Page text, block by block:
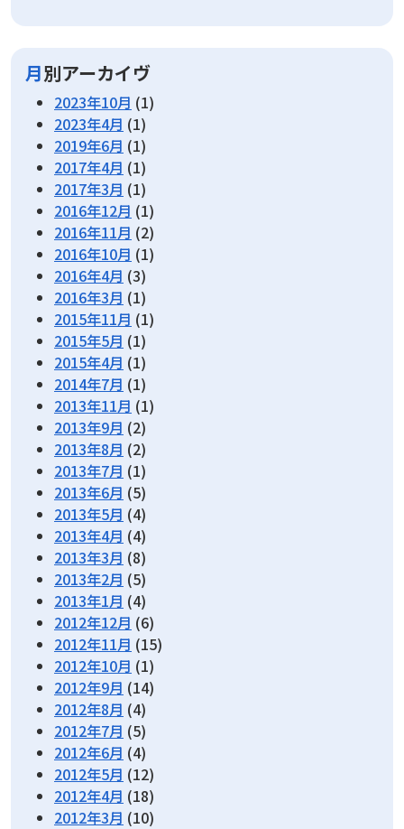
月別アーカイヴ
2023年10月 (1)
2023年4月 (1)
2019年6月 (1)
2017年4月 (1)
2017年3月 (1)
2016年12月 (1)
2016年11月 (2)
2016年10月 (1)
2016年4月 (3)
2016年3月 (1)
2015年11月 (1)
2015年5月 (1)
2015年4月 (1)
2014年7月 (1)
2013年11月 (1)
2013年9月 (2)
2013年8月 (2)
2013年7月 (1)
2013年6月 (5)
2013年5月 (4)
2013年4月 (4)
2013年3月 (8)
2013年2月 (5)
2013年1月 (4)
2012年12月 (6)
2012年11月 (15)
2012年10月 (1)
2012年9月 (14)
2012年8月 (4)
2012年7月 (5)
2012年6月 (4)
2012年5月 (12)
2012年4月 (18)
2012年3月 (10)